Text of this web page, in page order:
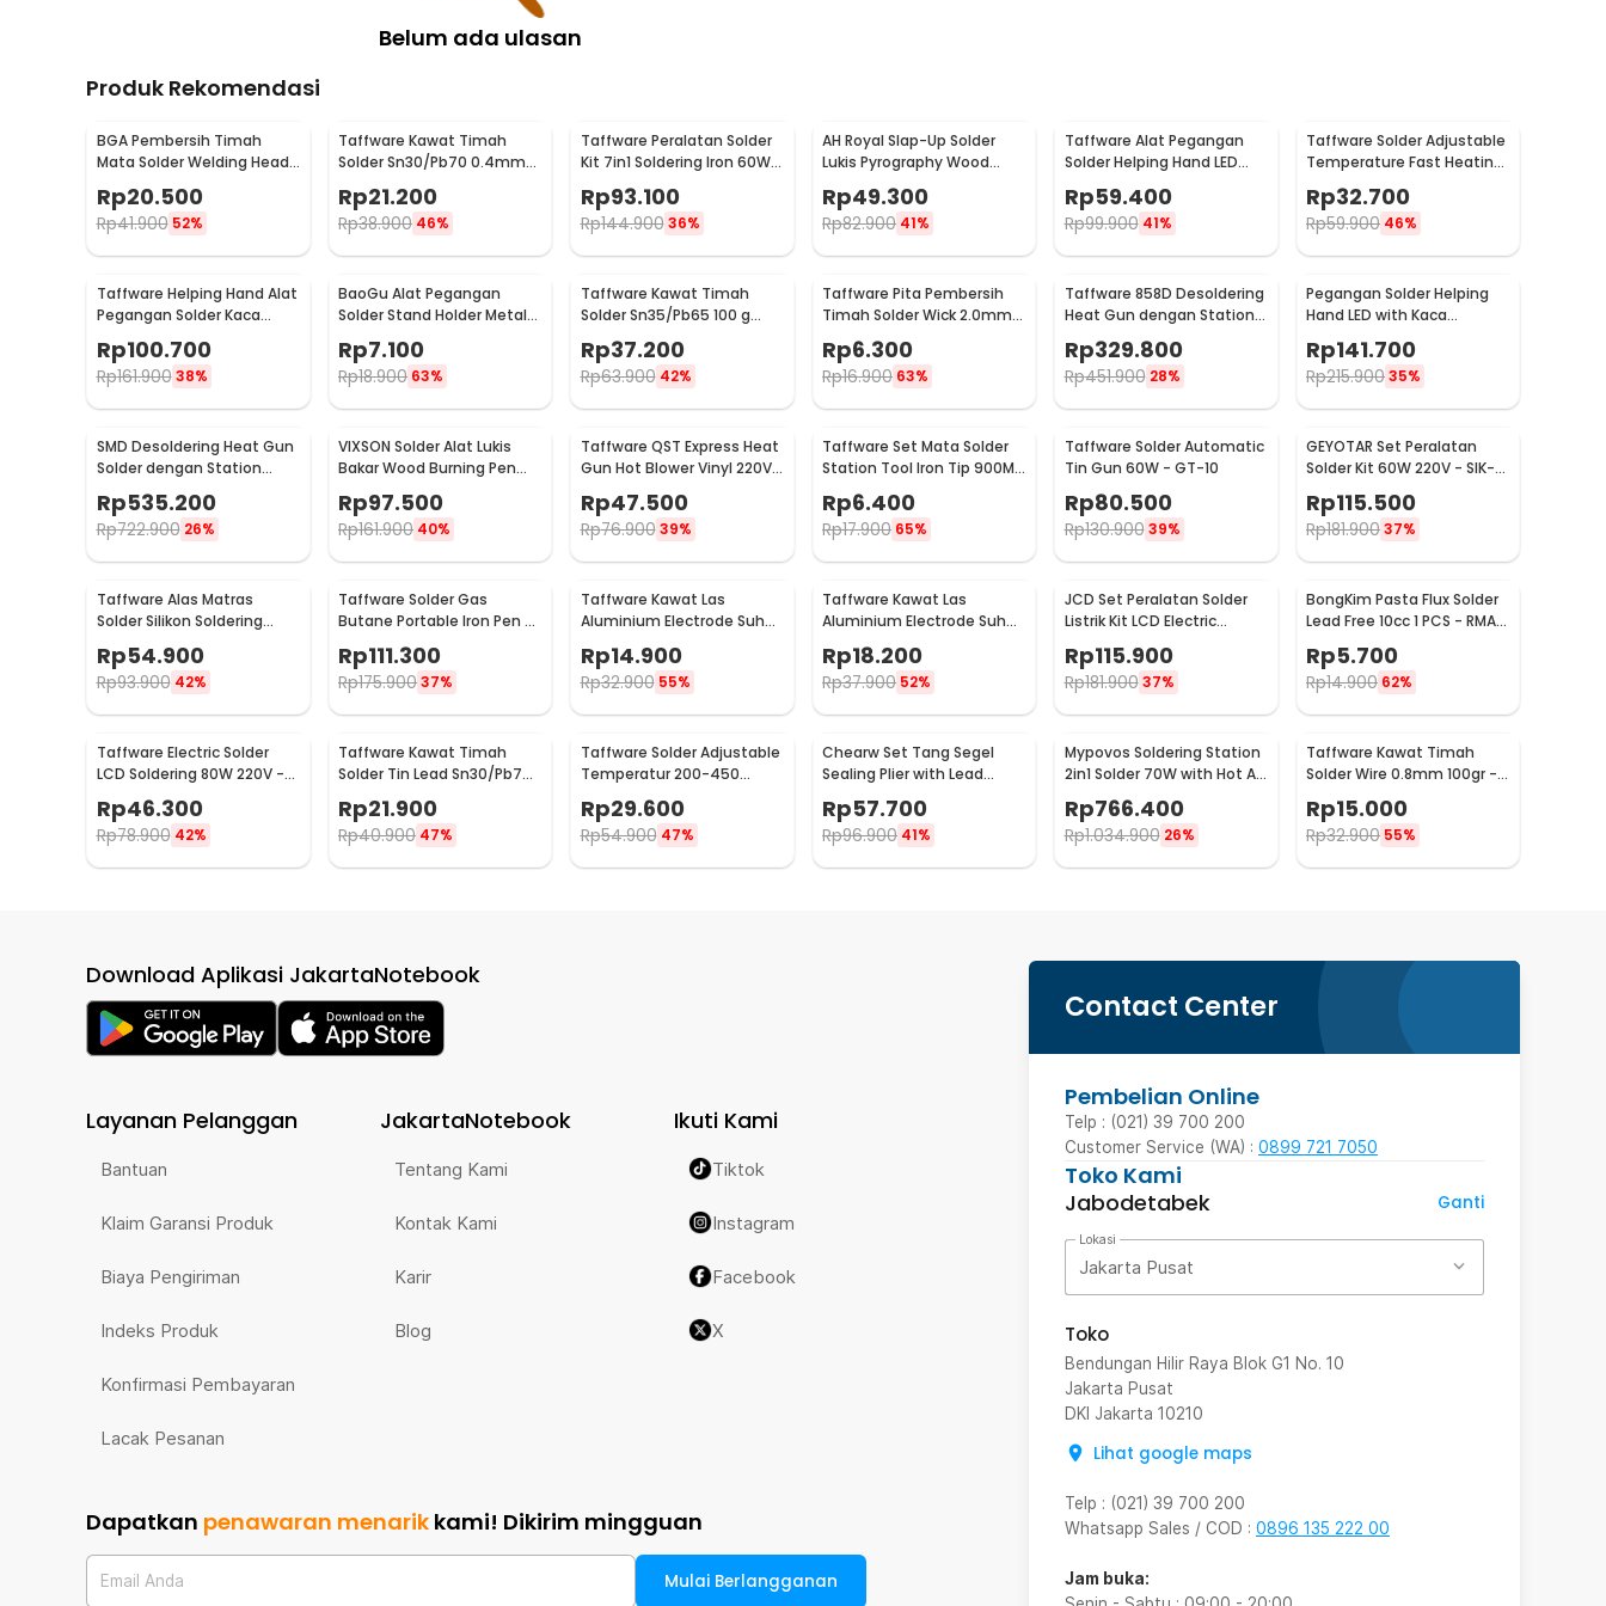
Belum ada ulasan
Produk Rekomendasi
BGA Pembersih Timah
Mata Solder Welding Head
Tip Cleaning
Rp20.500
Rp41.900 52%
Taffware Kawat Timah
Solder Sn30/Pb70 0.4mm
50gr untuk PCB Elektronik
0.4mm
Rp21.200
Rp38.900 46%
Taffware Peralatan Solder
Kit 7in1 Soldering Iron 60W
220V - CS-31 E
Rp93.100
Rp144.900 36%
AH Royal Slap-Up Solder
Lukis Pyrography Wood
Carving Soldering Iron -
PAC904
Rp49.300
Rp82.900 41%
Taffware Alat Pegangan
Solder Helping Hand LED
Kaca Pembesar 3.5X - TE-
801
Rp59.400
Rp99.900 41%
Taffware Solder Adjustable
Temperature Fast Heating
60W with 5 Tips - CS-31 A
Rp32.700
Rp59.900 46%
Taffware Helping Hand Alat
Pegangan Solder Kaca
Pembesar LED - MG16129-C
Rp100.700
Rp161.900 38%
BaoGu Alat Pegangan
Solder Stand Holder Metal
Bracket - DBL-X10
Rp7.100
Rp18.900 63%
Taffware Kawat Timah
Solder Sn35/Pb65 100 g
0.8mm - B-2
Rp37.200
Rp63.900 42%
Taffware Pita Pembersih
Timah Solder Wick 2.0mm
1.5M - CP-2015
Rp6.300
Rp16.900 63%
Taffware 858D Desoldering
Heat Gun dengan Station
220V 750W
Rp329.800
Rp451.900 28%
Pegangan Solder Helping
Hand LED with Kaca
Pembesar Magnifier
3X/4.5X - TH-7023
Rp141.700
Rp215.90035%
SMD Desoldering Heat Gun
Solder dengan Station
220V/700W - KS8586
Rp535.200
Rp722.900 26%
VIXSON Solder Alat Lukis
Bakar Wood Burning Pen
Pyrography 60W 36 Set -
CS-31 D
Rp97.500
Rp161.900 40%
Taffware QST Express Heat
Gun Hot Blower Vinyl 220V
300W - QST-220
Rp47.500
Rp76.900 39%
Taffware Set Mata Solder
Station Tool Iron Tip 900M-
T 5 PCS - BI5044
Rp6.400
Rp17.900 65%
Taffware Solder Automatic
Tin Gun 60W - GT-10
Rp80.500
Rp130.900 39%
GEYOTAR Set Peralatan
Solder Kit 60W 220V - SIK-
Rp115.500
Rp181.90037%
Taffware Alas Matras
Solder Silikon Soldering
Heat Resistant
450x300mm - S-160
Rp54.900
Rp93.900 42%
Taffware Solder Gas
Butane Portable Iron Pen -
MT-100
Rp111.300
Rp175.90037%
Taffware Kawat Las
Aluminium Electrode Suhu
Rendah 50cm 20 PCS
1.6mm - M127271
Rp14.900
Rp32.900 55%
Taffware Kawat Las
Aluminium Electrode Suhu
Rendah 50cm 20 PCS
2.0mm - M127271
Rp18.200
Rp37.900 52%
JCD Set Peralatan Solder
Listrik Kit LCD Electric
Soldering 80W 220V - CS-
908S A
Rp115.900
Rp181.900 37%
BongKim Pasta Flux Solder
Lead Free 10cc 1 PCS - RMA-
Rp5.700
Rp14.900 62%
Taffware Electric Solder
LCD Soldering 80W 220V -
CS-908S
Rp46.300
Rp78.900 42%
Taffware Kawat Timah
Solder Tin Lead Sn30/Pb70
0.3mm 50g
Rp21.900
Rp40.900 47%
Taffware Solder Adjustable
Temperatur 200-450
Derajat Celcius 220V 60W -
CS-31 B
Rp29.600
Rp54.900 47%
Chearw Set Tang Segel
Sealing Plier with Lead
Sealing and Wire - CW01
Rp57.700
Rp96.900 41%
Mypovos Soldering Station
2in1 Solder 70W with Hot Air
Heat Gun 750W - 8582D
Rp766.400
Rp1.034.900 26%
Taffware Kawat Timah
Solder Wire 0.8mm 100gr -
SWH010
Rp15.000
Rp32.900 55%
Contact Center
Pembelian Online
Telp : (021) 39 700 200
Customer Service (WA) : 0899 721 7050
Toko Kami
Jabodetabek
Ganti
Lokasi
Jakarta Pusat
Toko
Bendungan Hilir Raya Blok G1 No. 10
Jakarta Pusat
DKI Jakarta 10210
Lihat google maps
Telp : (021) 39 700 200
Whatsapp Sales / COD : 0896 135 222 00
Jam buka:
Download Aplikasi JakartaNotebook
Layanan Pelanggan
Bantuan
Klaim Garansi Produk
Biaya Pengiriman
Indeks Produk
Konfirmasi Pembayaran
Lacak Pesanan
JakartaNotebook
Tentang Kami
Kontak Kami
Karir
Blog
Ikuti Kami
Tiktok
Instagram
Facebook
X
Dapatkan penawaran menarik kami! Dikirim mingguan
Email Anda Mulai Berlangganan